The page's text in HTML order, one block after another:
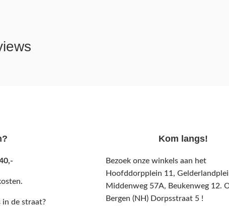
de straat?
Kom langs!
Bezoek onze winkels aan het
Hoofddorpplein 11,
Middenweg 57A, Beukenweg 12.
Bergen (NH) Dorpsstraat 5 !